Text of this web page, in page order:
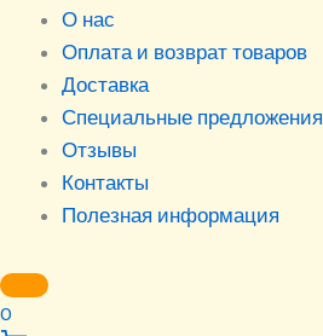
О нас
Оплата и возврат товаров
Доставка
Специальные предложения
Отзывы
Контакты
Полезная информация
0